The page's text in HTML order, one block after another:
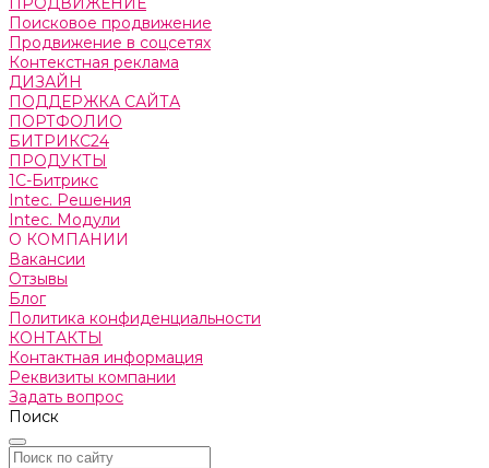
Поисковое продвижение
Продвижение в соцсетях
Контекстная реклама
ДИЗАЙН
ПОДДЕРЖКА САЙТА
ПОРТФОЛИО
БИТРИКС24
ПРОДУКТЫ
1С-Битрикс
Intec. Решения
Intec. Модули
О КОМПАНИИ
Вакансии
Отзывы
Блог
Политика конфиденциальности
КОНТАКТЫ
Контактная информация
Реквизиты компании
Задать вопрос
Поиск